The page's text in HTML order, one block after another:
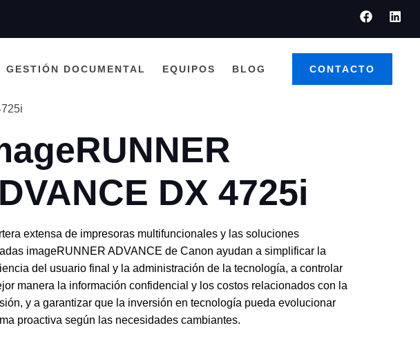
GESTIÓN DOCUMENTAL EQUIPOS BLOG CONTACTO
DX 4725i
extensa de impresoras multifuncionales y las soluciones
imageRUNNER ADVANCE de Canon ayudan a simplificar la
del usuario final y la administración de la tecnología, a controlar
manera la información confidencial y los costos relacionados con la
y a garantizar que la inversión en tecnología pueda evolucionar
proactiva según las necesidades cambiantes.